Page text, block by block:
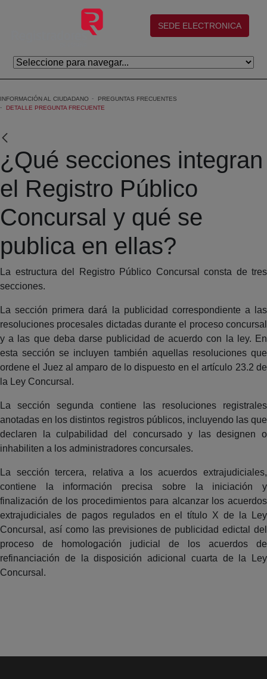
Eduki nagusira joan
(abre en nueva ventana)
SEDE ELECTRONICA
INFORMACIÓN AL CIUDADANO
PREGUNTAS FRECUENTES
DETALLE PREGUNTA FRECUENTE
¿Qué secciones integran
el Registro Público
Concursal y qué se
publica en ellas?
La estructura del Registro Público Concursal consta de tres
secciones.
La sección primera dará la publicidad correspondiente a las
resoluciones procesales dictadas durante el proceso concursal
y a las que deba darse publicidad de acuerdo con la ley. En
esta sección se incluyen también aquellas resoluciones que
ordene el Juez al amparo de lo dispuesto en el artículo 23.2 de
la Ley Concursal.
La sección segunda contiene las resoluciones registrales
anotadas en los distintos registros públicos, incluyendo las que
declaren la culpabilidad del concursado y las designen o
inhabiliten a los administradores concursales.
La sección tercera, relativa a los acuerdos extrajudiciales,
contiene la información precisa sobre la iniciación y
finalización de los procedimientos para alcanzar los acuerdos
extrajudiciales de pagos regulados en el título X de la Ley
Concursal, así como las previsiones de publicidad edictal del
proceso de homologación judicial de los acuerdos de
refinanciación de la disposición adicional cuarta de la Ley
Concursal.